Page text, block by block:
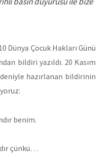
Dünya Çocuk Hakları Günü
bildiri yazıldı. 20 Kasım
hazırlanan bildirinin
benim.
çünkü…